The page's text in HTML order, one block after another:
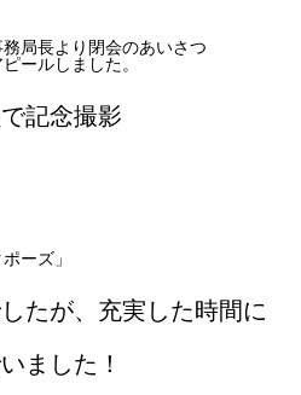
局長より閉会のあいさつ
ールしました。
記念撮影
ーズ」
たが、充実した時間に
ました！